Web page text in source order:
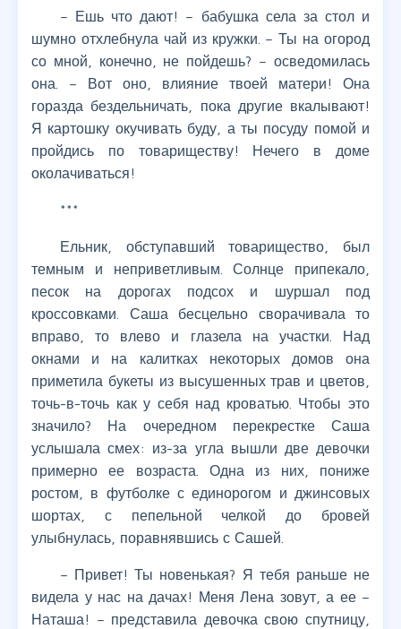
– Ешь что дают! – бабушка села за стол и
шумно отхлебнула чай из кружки. – Ты на огород
со мной, конечно, не пойдешь? – осведомилась
она. – Вот оно, влияние твоей матери! Она
горазда бездельничать, пока другие вкалывают!
Я картошку окучивать буду, а ты посуду помой и
пройдись по товариществу! Нечего в доме
околачиваться!
***
Ельник, обступавший товарищество, был
темным и неприветливым. Солнце припекало,
песок на дорогах подсох и шуршал под
кроссовками. Саша бесцельно сворачивала то
вправо, то влево и глазела на участки. Над
окнами и на калитках некоторых домов она
приметила букеты из высушенных трав и цветов,
точь-в-точь как у себя над кроватью. Чтобы это
значило? На очередном перекрестке Саша
услышала смех: из-за угла вышли две девочки
примерно ее возраста. Одна из них, пониже
ростом, в футболке с единорогом и джинсовых
шортах, с пепельной челкой до бровей
улыбнулась, поравнявшись с Сашей.
– Привет! Ты новенькая? Я тебя раньше не
видела у нас на дачах! Меня Лена зовут, а ее –
Наташа! – представила девочка свою спутницу,